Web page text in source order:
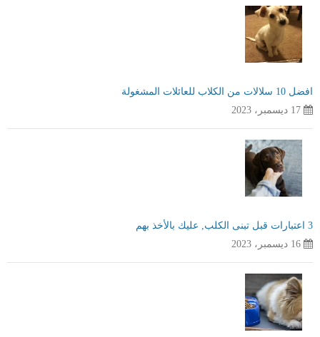
افضل 10 سلالات من الكلاب للعائلات المشغولة
17 ديسمبر، 2023
3 اعتبارات قبل تبنى الكلب, عليك بالأخذ بهم
16 ديسمبر، 2023